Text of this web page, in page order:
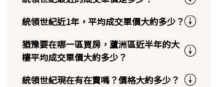
統領世紀近1年，平均成交單價大約多少？
猶豫要在哪一區買房，蘆洲區近半年的大
樓平均成交單價大約多少？
統領世紀現在有在賣嗎？價格大約多少？